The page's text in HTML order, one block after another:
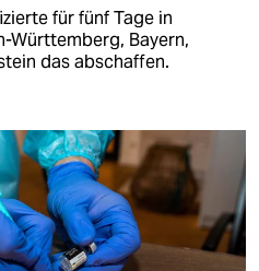
für fünf Tage in
Württemberg, Bayern,
das abschaffen.